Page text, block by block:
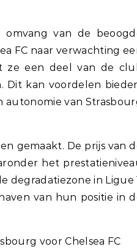
van de
FC naar verwachting
ze een deel van de
kan voordelen
autonomie van
gemaakt. De prijs van
het
degradatiezone in Ligue
van hun positie in
voor Chelsea FC